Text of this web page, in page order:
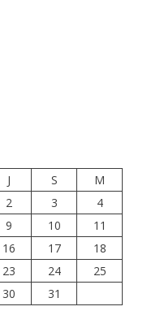
J S
M
2 3
4
9 10
11
16 17
18
23 24
25
30 31